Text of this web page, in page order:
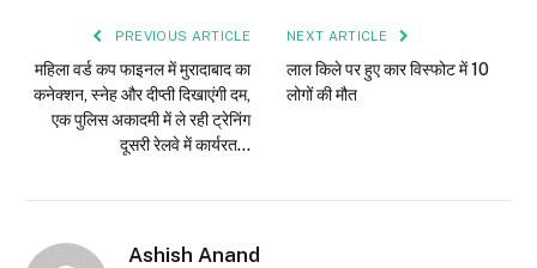
PREVIOUS ARTICLE
महिला वर्ड कप फाइनल में मुरादाबाद का
कनेक्शन, स्नेह और दीप्ती दिखाएंगी दम,
एक पुलिस अकादमी में ले रही ट्रेनिंग
दूसरी रेलवे में कार्यरत…
NEXT ARTICLE
लाल किले पर हुए कार विस्फोट में 10
लोगों की मौत
Ashish Anand